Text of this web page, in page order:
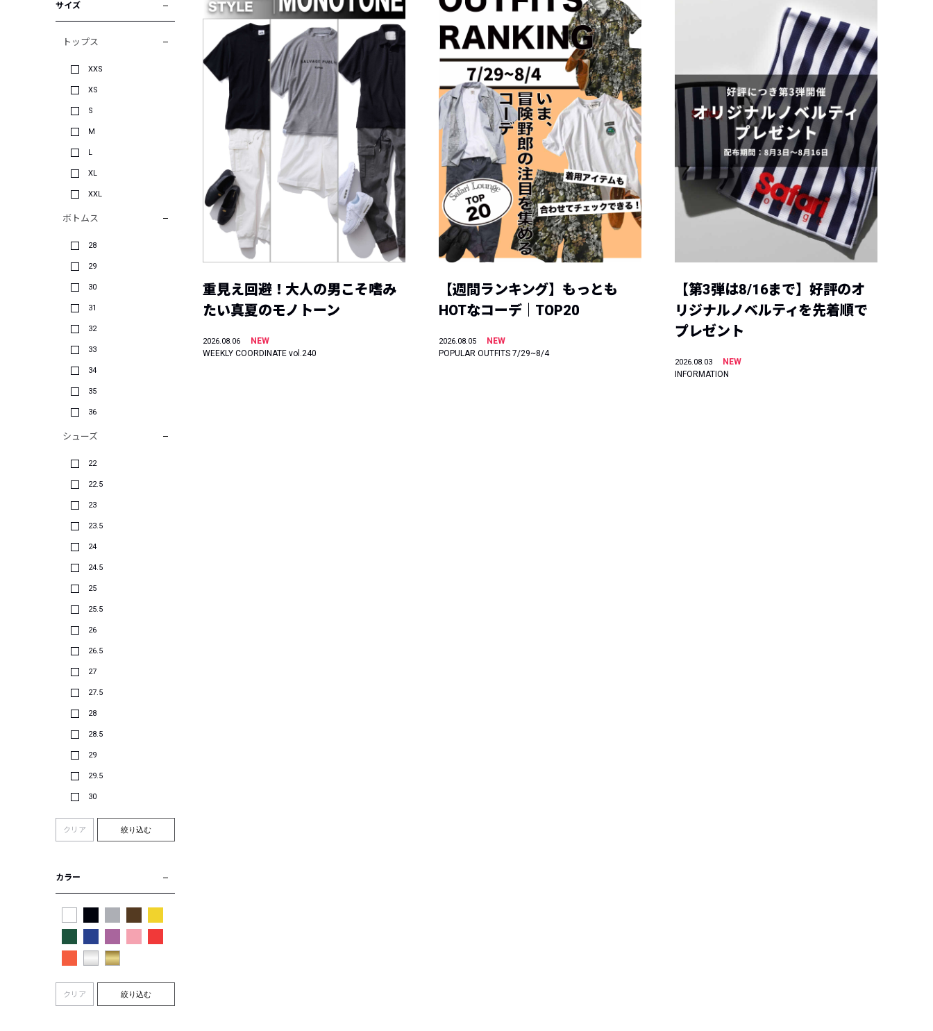
サイズ
トップス
XXS
XS
S
M
L
XL
XXL
ボトムス
28
29
30
31
32
33
34
35
36
シューズ
22
22.5
23
23.5
24
24.5
25
25.5
26
26.5
27
27.5
28
28.5
29
29.5
30
クリア 絞り込む
カラー
クリア 絞り込む
重見え回避！大人の男こそ嗜み
たい真夏のモノトーン
2026.08.06
NEW
WEEKLY COORDINATE vol.240
【週間ランキング】もっとも
HOTなコーデ｜TOP20
2026.08.05
NEW
POPULAR OUTFITS 7/29~8/4
【第3弾は8/16まで】好評のオ
リジナルノベルティを先着順で
プレゼント
2026.08.03
NEW
INFORMATION